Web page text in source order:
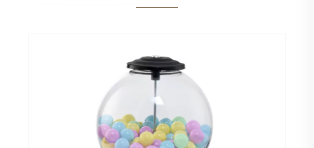
Máquinas de chicles
Ver más >>